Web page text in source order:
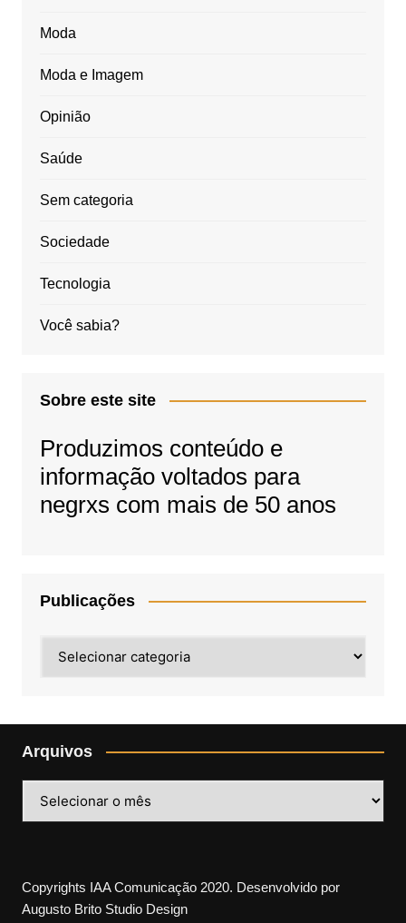
Moda
Moda e Imagem
Opinião
Saúde
Sem categoria
Sociedade
Tecnologia
Você sabia?
Sobre este site
Produzimos conteúdo e
informação voltados para
negrxs com mais de 50 anos
Publicações
Arquivos
Copyrights IAA Comunicação 2020. Desenvolvido por
Augusto Brito Studio Design